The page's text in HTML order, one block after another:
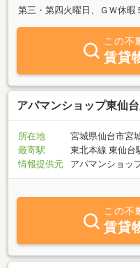
第三・第四火曜日、ＧＷ休暇
この不
賃貸
アパマンショップ東仙
所在地
宮城県仙台市宮
最寄駅
東北本線 東仙台
情報提供元
アパマンショッ
この不
賃貸